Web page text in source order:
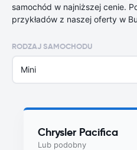
samochód w najniższej cenie.
przykładów z naszej oferty w
RODZAJ SAMOCHODU
Mini
Chrysler Pacifica
Lub podobny